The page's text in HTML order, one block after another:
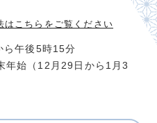
は こちらをご覧ください
ら午後5時15分
年始（12月29日から1月3